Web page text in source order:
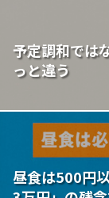
予定調和では
っと違う
昼食は500円